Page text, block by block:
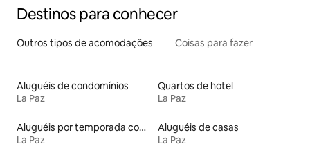
Destinos para conhecer
Outros tipos de acomodações Coisas para fazer
Aluguéis de condomínios
La Paz
Quartos de hotel
La Paz
Aluguéis por temporada com suítes privativas
La Paz
Aluguéis de casas
La Paz